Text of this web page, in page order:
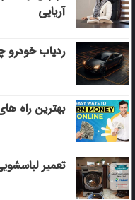
آریایی
ردیاب
بهترین راه
تعمیر